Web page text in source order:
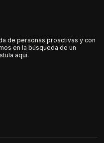
de personas proactivas y con
en la búsqueda de un
aquí.